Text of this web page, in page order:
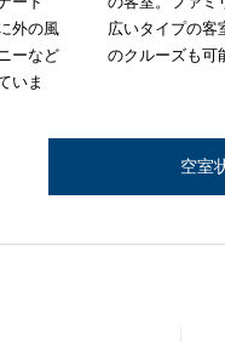
外の風
ーなど
いま
広いタイプの客
のクルーズも可
空室